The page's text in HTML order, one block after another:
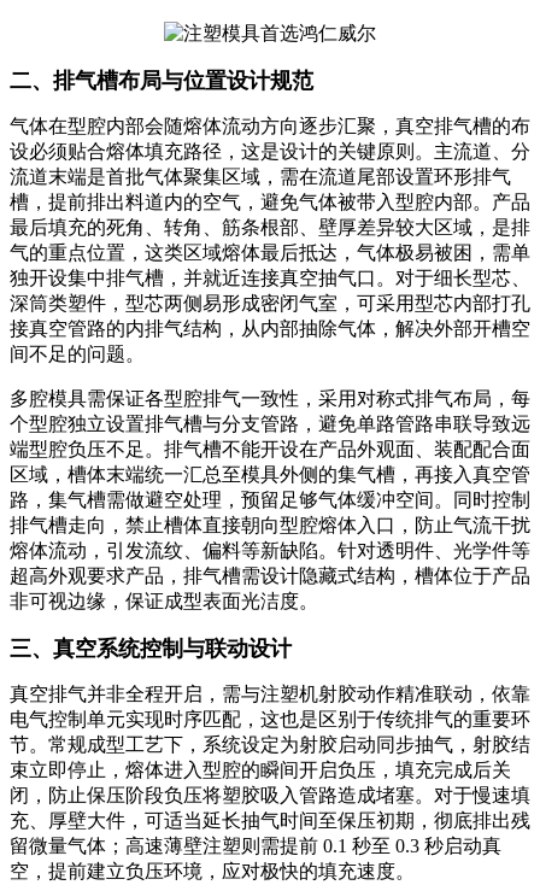
二、排气槽布局与位置设计规范
气体在型腔内部会随熔体流动方向逐步汇聚，真空排气槽的布
设必须贴合熔体填充路径，这是设计的关键原则。主流道、分
流道末端是首批气体聚集区域，需在流道尾部设置环形排气
槽，提前排出料道内的空气，避免气体被带入型腔内部。产品
最后填充的死角、转角、筋条根部、壁厚差异较大区域，是排
气的重点位置，这类区域熔体最后抵达，气体极易被困，需单
独开设集中排气槽，并就近连接真空抽气口。对于细长型芯、
深筒类塑件，型芯两侧易形成密闭气室，可采用型芯内部打孔
接真空管路的内排气结构，从内部抽除气体，解决外部开槽空
间不足的问题。
多腔模具需保证各型腔排气一致性，采用对称式排气布局，每
个型腔独立设置排气槽与分支管路，避免单路管路串联导致远
端型腔负压不足。排气槽不能开设在产品外观面、装配配合面
区域，槽体末端统一汇总至模具外侧的集气槽，再接入真空管
路，集气槽需做避空处理，预留足够气体缓冲空间。同时控制
排气槽走向，禁止槽体直接朝向型腔熔体入口，防止气流干扰
熔体流动，引发流纹、偏料等新缺陷。针对透明件、光学件等
超高外观要求产品，排气槽需设计隐藏式结构，槽体位于产品
非可视边缘，保证成型表面光洁度。
三、真空系统控制与联动设计
真空排气并非全程开启，需与注塑机射胶动作精准联动，依靠
电气控制单元实现时序匹配，这也是区别于传统排气的重要环
节。常规成型工艺下，系统设定为射胶启动同步抽气，射胶结
束立即停止，熔体进入型腔的瞬间开启负压，填充完成后关
闭，防止保压阶段负压将塑胶吸入管路造成堵塞。对于慢速填
充、厚壁大件，可适当延长抽气时间至保压初期，彻底排出残
留微量气体；高速薄壁注塑则需提前 0.1 秒至 0.3 秒启动真
空，提前建立负压环境，应对极快的填充速度。